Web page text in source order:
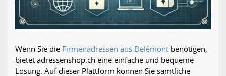
Wenn Sie die Firmenadressen aus Delémont benötigen,
bietet adressenshop.ch eine einfache und bequeme
Lösung. Auf dieser Plattform können Sie sämtliche